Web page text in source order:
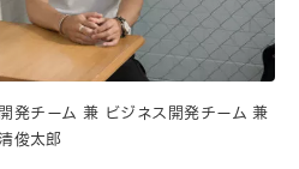
発チーム 兼 ビジネス開発チーム 兼
清俊太郎